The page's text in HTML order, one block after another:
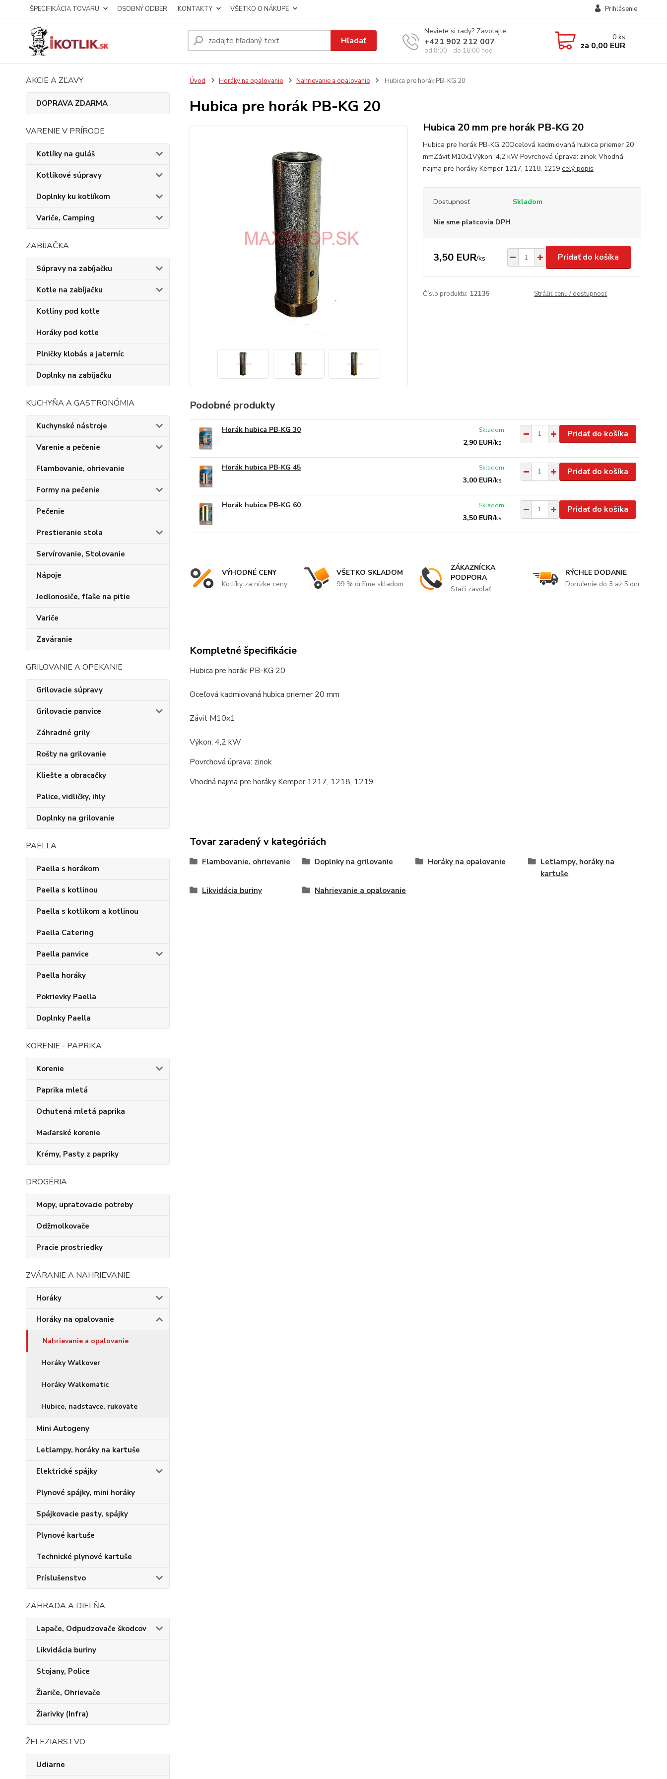
ŠPECIFIKÁCIA TOVARU OSOBNÝ ODBER KONTAKTY VŠETKO O NÁKUPE Prihlásenie
Hľadať
Neviete si rady? Zavolajte.
+421 902 212 007
od 8:00 - do 16:00 hod
0 ks
za 0,00 EUR
AKCIE A ZĽAVY
DOPRAVA ZDARMA
VARENIE V PRÍRODE
Kotlíky na guláš
Kotlíkové súpravy
Doplnky ku kotlíkom
Variče, Camping
ZABÍJAČKA
Súpravy na zabíjačku
Kotle na zabíjačku
Kotliny pod kotle
Horáky pod kotle
Plničky klobás a jaterníc
Doplnky na zabíjačku
KUCHYŇA A GASTRONÓMIA
Kuchynské nástroje
Varenie a pečenie
Flambovanie, ohrievanie
Formy na pečenie
Pečenie
Prestieranie stola
Servírovanie, Stolovanie
Nápoje
Jedlonosiče, fľaše na pitie
Variče
Zaváranie
GRILOVANIE A OPEKANIE
Grilovacie súpravy
Grilovacie panvice
Záhradné grily
Rošty na grilovanie
Kliešte a obracačky
Palice, vidličky, ihly
Doplnky na grilovanie
PAELLA
Paella s horákom
Paella s kotlinou
Paella s kotlíkom a kotlinou
Paella Catering
Paella panvice
Paella horáky
Pokrievky Paella
Doplnky Paella
KORENIE - PAPRIKA
Korenie
Paprika mletá
Ochutená mletá paprika
Maďarské korenie
Krémy, Pasty z papriky
DROGÉRIA
Mopy, upratovacie potreby
Odžmolkovače
Pracie prostriedky
ZVÁRANIE A NAHRIEVANIE
Horáky
Horáky na opalovanie
Nahrievanie a opalovanie
Horáky Walkover
Horáky Walkomatic
Hubice, nadstavce, rukoväte
Mini Autogeny
Letlampy, horáky na kartuše
Elektrické spájky
Plynové spájky, mini horáky
Spájkovacie pasty, spájky
Plynové kartuše
Technické plynové kartuše
Príslušenstvo
ZÁHRADA A DIELŇA
Lapače, Odpudzovače škodcov
Likvidácia buriny
Stojany, Police
Žiariče, Ohrievače
Žiarivky (Infra)
ŽELEZIARSTVO
Udiarne
Úvod Horáky na opalovanie Nahrievanie a opalovanie Hubica pre horák PB-KG 20
Hubica pre horák PB-KG 20
Hubica 20 mm pre horák PB-KG 20
Hubica pre horák PB-KG 20Oceľová kadmiovaná hubica priemer 20
mmZávit M10x1Výkon: 4,2 kW Povrchová úprava: zinok Vhodná
najmä pre horáky Kemper 1217, 1218, 1219 celý popis
Dostupnosť Skladom
Nie sme platcovia DPH
3,50 EUR/ks Pridať do košíka
Číslo produktu: 12135 Strážiť cenu / dostupnosť
Podobné produkty
Horák hubica PB-KG 30
2,90 EUR/ks
Skladom Pridať do košíka
Horák hubica PB-KG 45
3,00 EUR/ks
Skladom Pridať do košíka
Horák hubica PB-KG 60
3,50 EUR/ks
Skladom Pridať do košíka
VÝHODNÉ CENY
Kotlíky za nízke ceny
VŠETKO SKLADOM
99 % držíme skladom
ZÁKAZNÍCKA
PODPORA
Stačí zavolať
RÝCHLE DODANIE
Doručenie do 3 až 5 dní
Kompletné špecifikácie
Hubica pre horák PB-KG 20
Oceľová kadmiovaná hubica priemer 20 mm
Závit M10x1
Výkon: 4,2 kW
Povrchová úprava: zinok
Vhodná najmä pre horáky Kemper 1217, 1218, 1219
Tovar zaradený v kategóriách
Flambovanie, ohrievanie Doplnky na grilovanie Horáky na opalovanie
Letlampy, horáky na
kartuše
Likvidácia buriny
Nahrievanie a opalovanie